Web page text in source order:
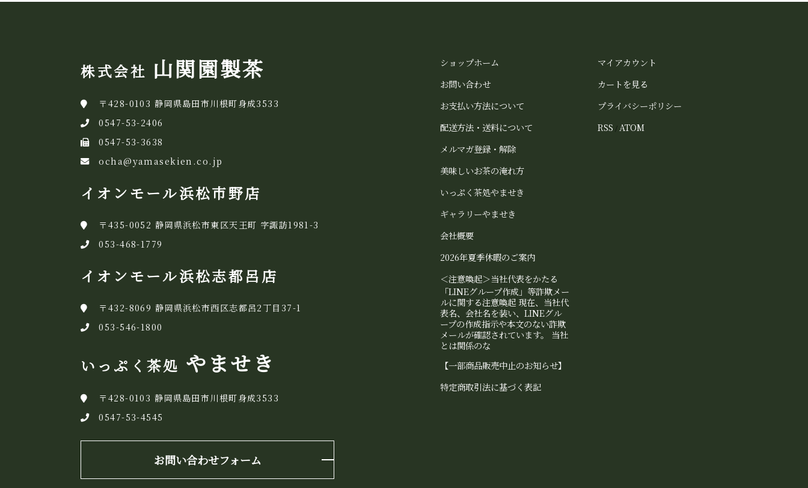
株式会社 山関園製茶
〒428-0103 静岡県島田市川根町身成3533
0547-53-2406
0547-53-3638
ocha@yamasekien.co.jp
イオンモール浜松市野店
〒435-0052 静岡県浜松市東区天王町 字諏訪1981-3
053-468-1779
イオンモール浜松志都呂店
〒432-8069 静岡県浜松市西区志都呂2丁目37-1
053-546-1800
いっぷく茶処 やませき
〒428-0103 静岡県島田市川根町身成3533
0547-53-4545
お問い合わせフォーム
ショップホーム
お問い合わせ
お支払い方法について
配送方法・送料について
メルマガ登録・解除
美味しいお茶の淹れ方
いっぷく茶処やませき
ギャラリーやませき
会社概要
2026年夏季休暇のご案内
＜注意喚起＞当社代表をかたる
「LINEグループ作成」等詐欺メー
ルに関する注意喚起 現在、当社代
表名、会社名を装い、LINEグル
ープの作成指示や本文のない詐欺
メールが確認されています。 当社
とは関係のな
【一部商品販売中止のお知らせ】
特定商取引法に基づく表記
マイアカウント
カートを見る
プライバシーポリシー
RSS / ATOM